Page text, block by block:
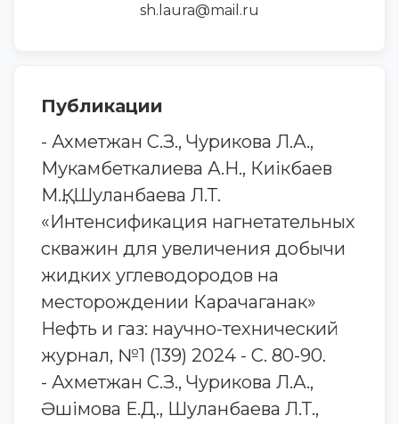
sh.laura@mail.ru
Публикации
- Ахметжан С.З., Чурикова Л.А.,
Мукамбеткалиева А.Н., Киікбаев
М.Қ., Шуланбаева Л.Т.
«Интенсификация нагнетательных
скважин для увеличения добычи
жидких углеводородов на
месторождении Карачаганак»
Нефть и газ: научно-технический
журнал, №1 (139) 2024 - С. 80-90.
- Ахметжан С.З., Чурикова Л.А.,
Әшімова Е.Д., Шуланбаева Л.Т.,